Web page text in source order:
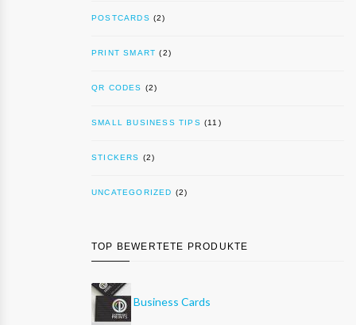
POSTCARDS (2)
PRINT SMART (2)
QR CODES (2)
SMALL BUSINESS TIPS (11)
STICKERS (2)
UNCATEGORIZED (2)
TOP BEWERTETE PRODUKTE
Business Cards